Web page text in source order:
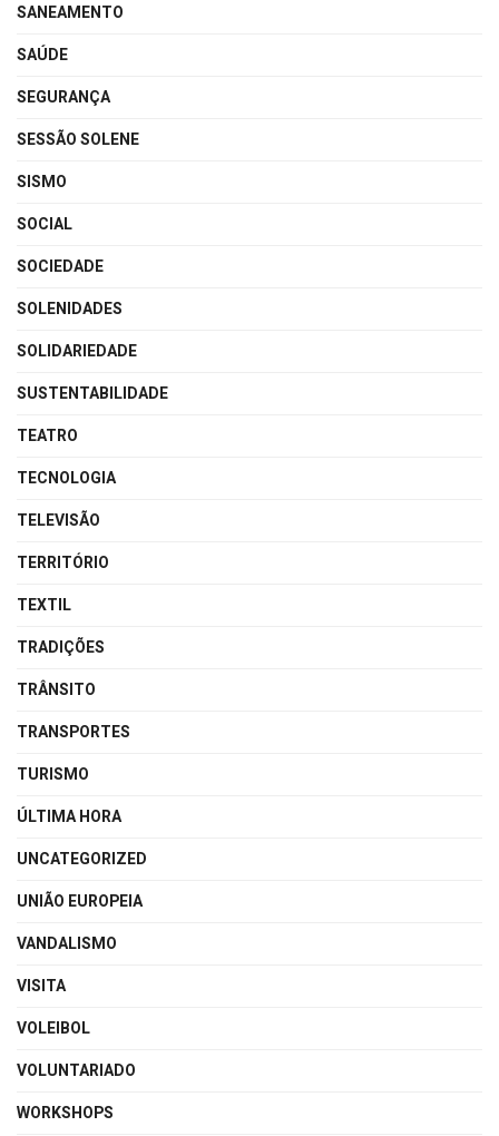
SANEAMENTO
SAÚDE
SEGURANÇA
SESSÃO SOLENE
SISMO
SOCIAL
SOCIEDADE
SOLENIDADES
SOLIDARIEDADE
SUSTENTABILIDADE
TEATRO
TECNOLOGIA
TELEVISÃO
TERRITÓRIO
TEXTIL
TRADIÇÕES
TRÂNSITO
TRANSPORTES
TURISMO
ÚLTIMA HORA
UNCATEGORIZED
UNIÃO EUROPEIA
VANDALISMO
VISITA
VOLEIBOL
VOLUNTARIADO
WORKSHOPS